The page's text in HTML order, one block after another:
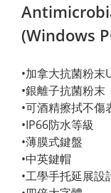
(Windows
•加拿大抗菌粉
•銀離子抗菌粉末
•可酒精擦拭不傷
•IP66防水等級
•薄膜式鍵盤
•中英鍵帽
•工學手托延展設